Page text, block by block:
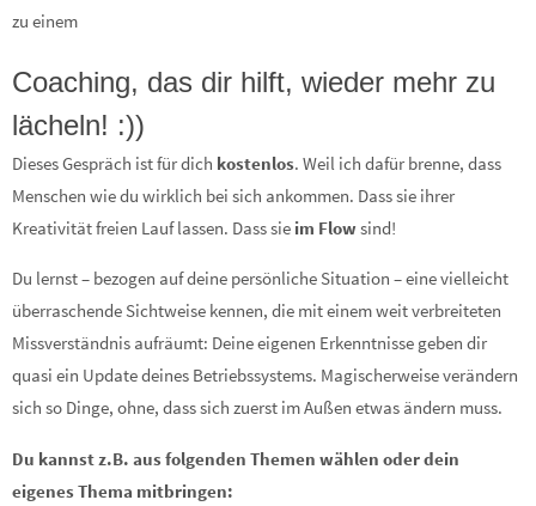
zu einem
Coaching, das dir hilft, wieder mehr zu
lächeln! :))
Dieses Gespräch ist für dich kostenlos. Weil ich dafür brenne, dass
Menschen wie du wirklich bei sich ankommen. Dass sie ihrer
Kreativität freien Lauf lassen. Dass sie im Flowsind!
Du lernst – bezogen auf deine persönliche Situation – eine vielleicht
überraschende Sichtweise kennen, die mit einem weit verbreiteten
Missverständnis aufräumt: Deine eigenen Erkenntnisse geben dir
quasi ein Update deines Betriebssystems. Magischerweise verändern
sich so Dinge, ohne, dass sich zuerst im Außen etwas ändern muss.
Du kannst z.B. aus folgenden Themen wählen oder dein
eigenes Thema mitbringen: